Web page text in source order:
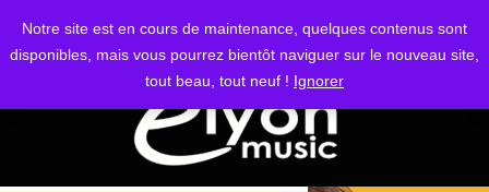
Notre site est en cours de maintenance, quelques contenus sont
disponibles, mais vous pourrez bientôt naviguer sur le nouveau site,
tout beau, tout neuf ! Ignorer
S'IDENTIFIER